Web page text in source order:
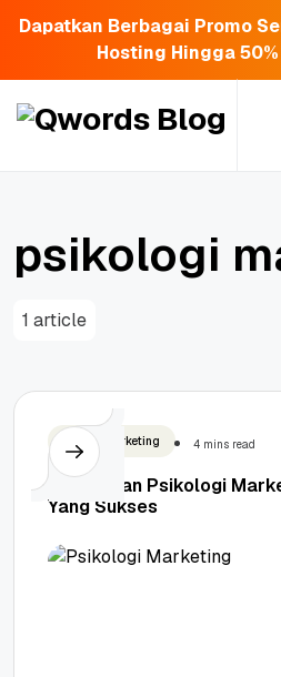
Dapatkan Berbagai Promo
Hosting Hingga 50%
psikologi
1 article
Digital Marketing 4 mins read
Penerapan Psikologi
Yang Sukses